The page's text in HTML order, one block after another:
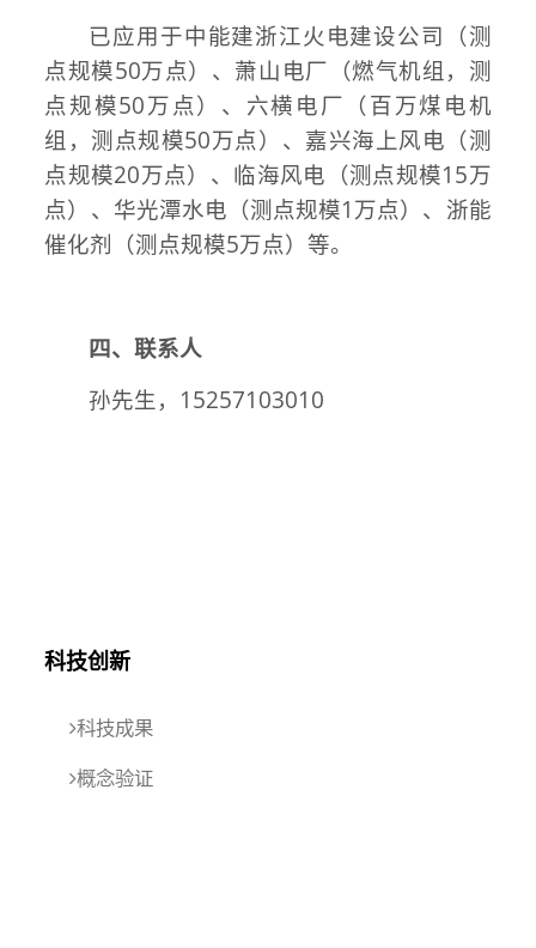
已应用于中能建浙江火电建设公司（测
点规模50万点）、萧山电厂（燃气机组，测
点规模50万点）、六横电厂（百万煤电机
组，测点规模50万点）、嘉兴海上风电（测
点规模20万点）、临海风电（测点规模15万
点）、华光潭水电（测点规模1万点）、浙能
催化剂（测点规模5万点）等。
四、联系人
孙先生，15257103010
科技创新
科技成果
概念验证